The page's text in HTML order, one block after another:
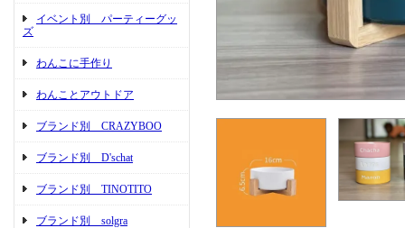
イベント別 パーティーグッ
ズ
わんこに手作り
わんことアウトドア
ブランド別 CRAZYBOO
ブランド別 D'schat
ブランド別 TINOTITO
ブランド別 solgra